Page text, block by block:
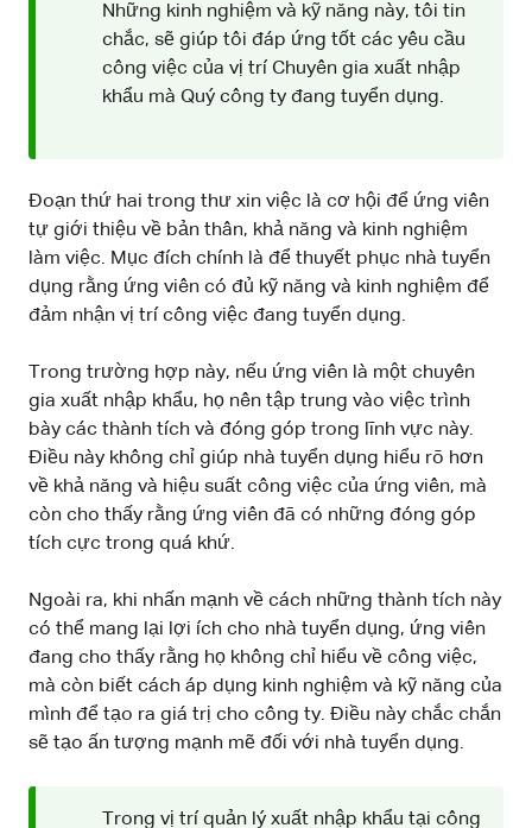
Những kinh nghiệm và kỹ năng này, tôi tin
chắc, sẽ giúp tôi đáp ứng tốt các yêu cầu
công việc của vị trí Chuyên gia xuất nhập
khẩu mà Quý công ty đang tuyển dụng.
Đoạn thứ hai trong thư xin việc là cơ hội để ứng viên
tự giới thiệu về bản thân, khả năng và kinh nghiệm
làm việc. Mục đích chính là để thuyết phục nhà tuyển
dụng rằng ứng viên có đủ kỹ năng và kinh nghiệm để
đảm nhận vị trí công việc đang tuyển dụng.
Trong trường hợp này, nếu ứng viên là một chuyên
gia xuất nhập khẩu, họ nên tập trung vào việc trình
bày các thành tích và đóng góp trong lĩnh vực này.
Điều này không chỉ giúp nhà tuyển dụng hiểu rõ hơn
về khả năng và hiệu suất công việc của ứng viên, mà
còn cho thấy rằng ứng viên đã có những đóng góp
tích cực trong quá khứ.
Ngoài ra, khi nhấn mạnh về cách những thành tích này
có thể mang lại lợi ích cho nhà tuyển dụng, ứng viên
đang cho thấy rằng họ không chỉ hiểu về công việc,
mà còn biết cách áp dụng kinh nghiệm và kỹ năng của
mình để tạo ra giá trị cho công ty. Điều này chắc chắn
sẽ tạo ấn tượng mạnh mẽ đối với nhà tuyển dụng.
Trong vị trí quản lý xuất nhập khẩu tại công